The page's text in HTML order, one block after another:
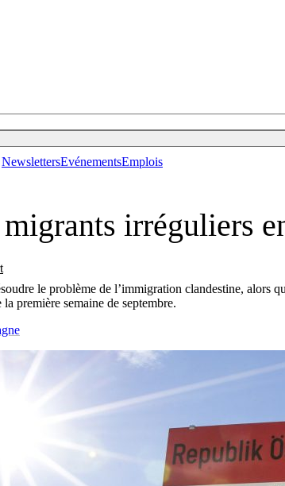
NewslettersEvénementsEmplois
irréguliers
le problème de l’immigration clandestine, alors
première semaine de septembre.